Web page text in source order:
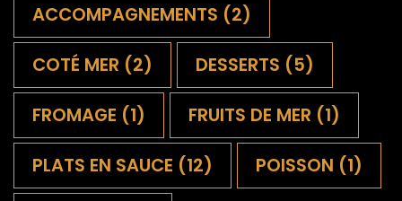
ACCOMPAGNEMENTS (2)
COTÉ MER (2) DESSERTS (5)
FROMAGE (1) FRUITS DE MER (1)
PLATS EN SAUCE (12) POISSON (1)